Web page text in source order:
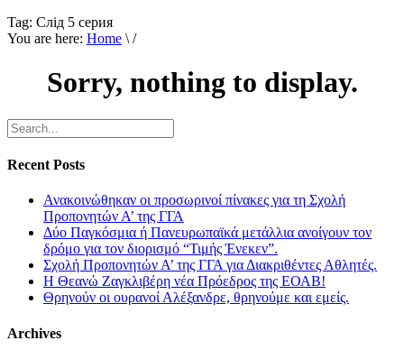
Tag: Слiд 5 серия
You are here: Home \ /
Sorry, nothing to display.
Recent Posts
Ανακοινώθηκαν οι προσωρινοί πίνακες για τη Σχολή
Προπονητών Α’ της ΓΓΑ
Δύο Παγκόσμια ή Πανευρωπαϊκά μετάλλια ανοίγουν τον
δρόμο για τον διορισμό “Τιμής Ένεκεν”.
Σχολή Προπονητών Α’ της ΓΓΑ για Διακριθέντες Αθλητές.
Η Θεανώ Ζαγκλιβέρη νέα Πρόεδρος της ΕΟΑΒ!
Θρηνούν οι ουρανοί Αλέξανδρε, θρηνούμε και εμείς.
Archives